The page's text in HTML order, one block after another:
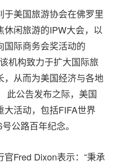
美国旅游协会在佛罗里
闲旅游的IPW大会，以
国际商务会奖活动的
机构致力于扩大国际旅
，从而为美国经济与各地
此公告发布之际，美国
活动，包括FIFA世界
公路百年纪念。
Fred Dixon表示：“秉承